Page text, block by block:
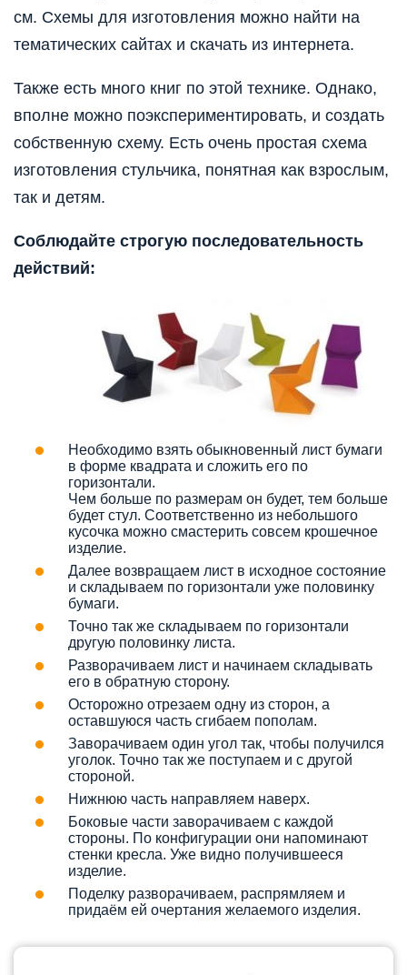
см. Схемы для изготовления можно найти на
тематических сайтах и скачать из интернета.
Также есть много книг по этой технике. Однако,
вполне можно поэкспериментировать, и создать
собственную схему. Есть очень простая схема
изготовления стульчика, понятная как взрослым,
так и детям.
Соблюдайте строгую последовательность
действий:
Необходимо взять обыкновенный лист бумаги
в форме квадрата и сложить его по
горизонтали.
Чем больше по размерам он будет, тем больше
будет стул. Соответственно из небольшого
кусочка можно смастерить совсем крошечное
изделие.
Далее возвращаем лист в исходное состояние
и складываем по горизонтали уже половинку
бумаги.
Точно так же складываем по горизонтали
другую половинку листа.
Разворачиваем лист и начинаем складывать
его в обратную сторону.
Осторожно отрезаем одну из сторон, а
оставшуюся часть сгибаем пополам.
Заворачиваем один угол так, чтобы получился
уголок. Точно так же поступаем и с другой
стороной.
Нижнюю часть направляем наверх.
Боковые части заворачиваем с каждой
стороны. По конфигурации они напоминают
стенки кресла. Уже видно получившееся
изделие.
Поделку разворачиваем, распрямляем и
придаём ей очертания желаемого изделия.